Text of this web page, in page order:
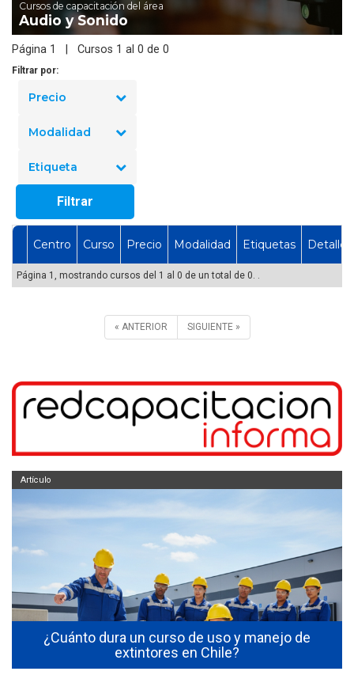
Cursos de capacitación del área
Audio y Sonido
Página 1 | Cursos 1 al 0 de 0
Filtrar por:
Precio
Modalidad
Etiqueta
Filtrar
Centro Curso Precio Modalidad Etiquetas Detalles
Página 1, mostrando cursos del 1 al 0 de un total de 0. .
« ANTERIOR SIGUIENTE »
¿Cuánto dura un curso de uso y manejo de
extintores en Chile?
Artículo